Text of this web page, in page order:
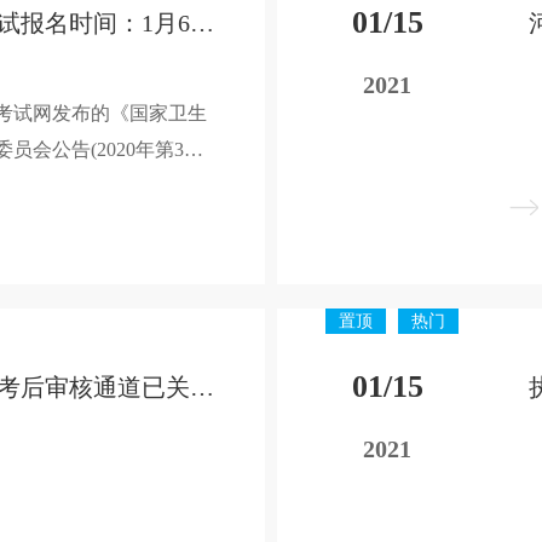
2021年执业药师考试报名时间：1月6日至1月21日
试网发布的《国家卫生
员会公告(2020年第3
01/15
2021
部分地区执业药师考后审核通道已关闭，而这些省区迟迟未公布竟是因为… 01/15
2021
置顶 热门